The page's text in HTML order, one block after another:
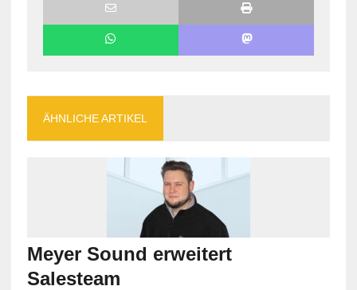
ÄHNLICHE ARTIKEL
Meyer Sound erweitert
Salesteam